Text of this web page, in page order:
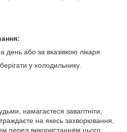
або за вказівкою лікаря.
у холодильнику.
намагаєтеся завагітніти,
на якесь захворювання,
перед використанням цього